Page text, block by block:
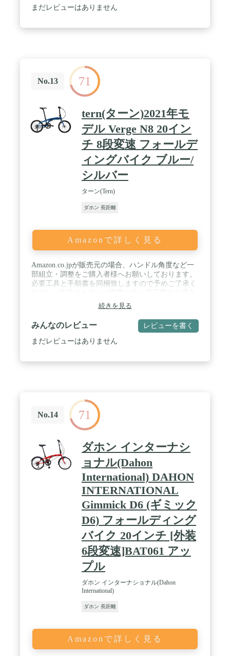
まだレビューはありません
No.13 71
tern(ターン)2021年モ
デル Verge N8 20イン
チ 8段変速 フォールデ
ィングバイク ブルー/
シルバー
ターン(Tern)
ダホン 長距離
Amazonで詳しく見る
Amazon.co.jpが販売元の場合、ハンドル角度など一
部組立・調整をご購入者様へお願いしております。
必要工具と手順書を同梱致しますので予めご了承く
があります。記載されている仕様はメーカーの都合
により予告なく変更されることがあります。 / 部門
名:ユニセックス大人 / 発売年・モデルイヤー:2021 /
車体重量:11.0kg / 適応身長:142cm~190cm / フォール
ディングサイズ:W79×H72×D38cm
続きを見る
みんなのレビュー レビューを書く
まだレビューはありません
No.14 71
ダホン インターナシ
ョナル(Dahon
International) DAHON
INTERNATIONAL
Gimmick D6 (ギミック
D6) フォールディング
バイク 20インチ [外装
6段変速]BAT061 アッ
プル
ダホン インターナショナル(Dahon
International)
ダホン 長距離
Amazonで詳しく見る